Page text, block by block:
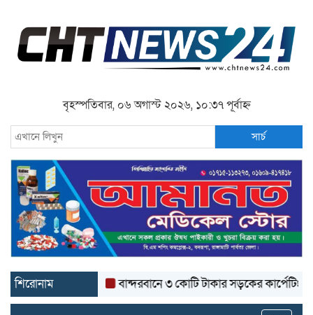
বৃহস্পতিবার, ০৬ অগাস্ট ২০২৬, ১০:৩৭ পূর্বাহ্ন
সার্চ
শিরোনাম বান্দরবানে ৩ কোটি টাকার সড়কের কার্পেটিং উঠে